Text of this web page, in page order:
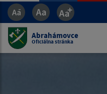
Abrahámovce
Oficiálna stránka